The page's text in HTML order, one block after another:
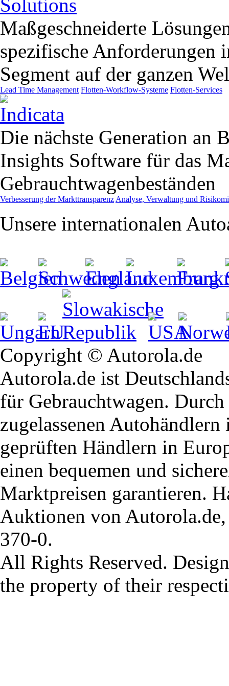
Maßgeschneiderte
spezifische
Segment auf der ganzen
Lead Time Management Flotten-Workflow-Systeme Flotten-Services
Die nächste Generation an
Insights Software für das
Gebrauchtwagenbeständen
Verbesserung der Markttransparenz Analyse, Verwaltung und
Unsere internationalen
Copyright © Autorola.de
Autorola.de ist
für Gebrauchtwagen.
zugelassenen
geprüften Händlern in
einen bequemen und
Marktpreisen garantieren.
Auktionen von
370-0.
All Rights Reserved.
the property of their